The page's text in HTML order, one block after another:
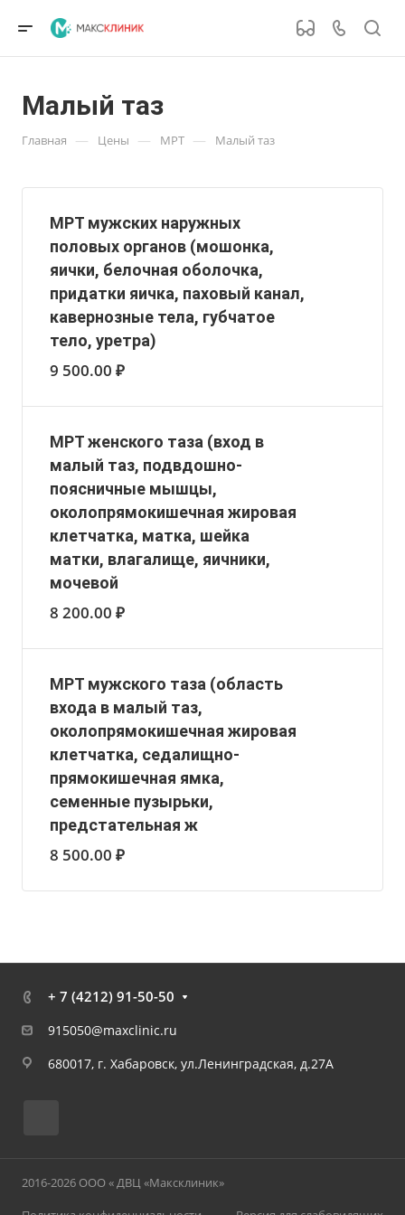
Малый таз
Главная — Цены — МРТ — Малый таз
МРТ мужских наружных
половых органов (мошонка,
яички, белочная оболочка,
придатки яичка, паховый канал,
кавернозные тела, губчатое
тело, уретра)
9 500.00 ₽
МРТ женского таза (вход в
малый таз, подвдошно-
поясничные мышцы,
околопрямокишечная жировая
клетчатка, матка, шейка
матки, влагалище, яичники,
мочевой
8 200.00 ₽
МРТ мужского таза (область
входа в малый таз,
околопрямокишечная жировая
клетчатка, седалищно-
прямокишечная ямка,
семенные пузырьки,
предстательная ж
8 500.00 ₽
+ 7 (4212) 91-50-50
915050@maxclinic.ru
680017, г. Хабаровск, ул.Ленинградская, д.27А
2016-2026 ООО « ДВЦ «Максклиник»